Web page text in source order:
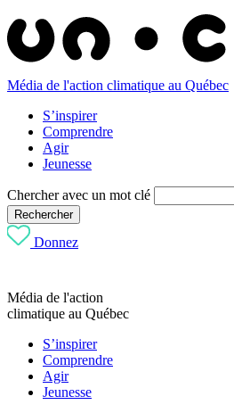
Média de l'action climatique au Québec
S’inspirer
Comprendre
Agir
Jeunesse
Chercher avec un mot clé
Rechercher
Donnez
Média de l'action
climatique au Québec
S’inspirer
Comprendre
Agir
Jeunesse